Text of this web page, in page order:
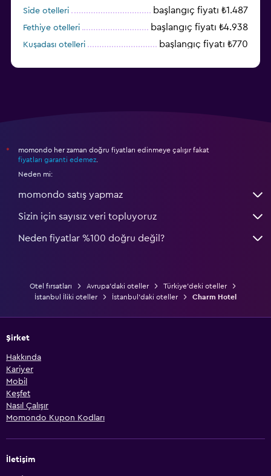
Side otelleri başlangıç fiyatı ₺1.487
Fethiye otelleri başlangıç fiyatı ₺4.938
Kuşadası otelleri başlangıç fiyatı ₺770
*
momondo her zaman doğru fiyatları edinmeye çalışır fakat
fiyatları garanti edemez
Neden mi:
momondo satış yapmaz
Sizin için sayısız veri topluyoruz
Neden fiyatlar %100 doğru değil?
Otel fırsatları Avrupa'daki oteller
Türkiye'deki oteller
İstanbul İliki oteller
İstanbul'daki oteller Charm Hotel
Şirket
Hakkında
Kariyer
Mobil
Keşfet
Nasıl Çalışır
Momondo Kupon Kodları
İletişim